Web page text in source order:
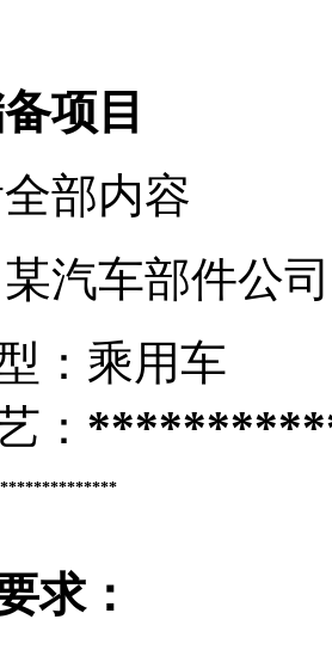
项目
部内容
某汽车部件公司
： 乘用车
：
求：